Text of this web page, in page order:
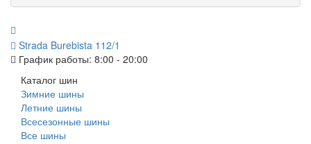
Strada Burebista 112/1
График работы: 8:00 - 20:00
Каталог шин
Зимние шины
Летние шины
Всесезонные шины
Все шины